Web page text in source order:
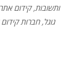
ותשובות,קידום
גוגל,חברות